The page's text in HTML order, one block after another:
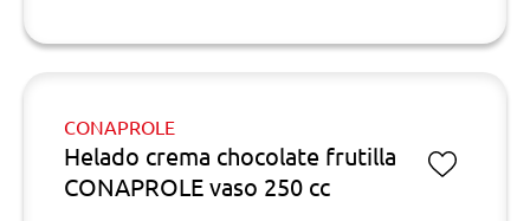
CONAPROLE
Helado crema chocolate frutilla
CONAPROLE vaso 250 cc